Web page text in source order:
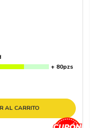
+ 80pzs
AL CARRITO